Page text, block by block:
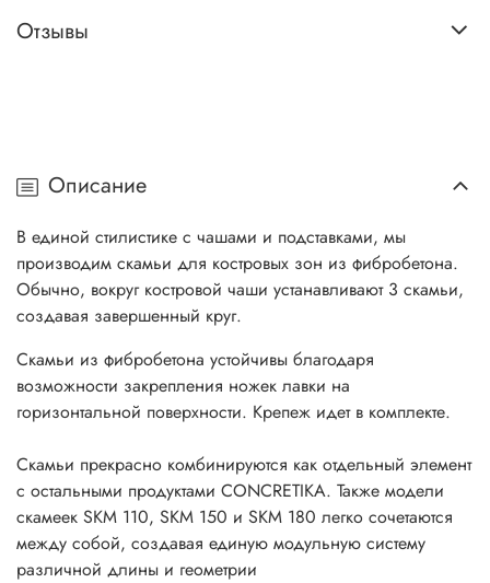
Отзывы
Описание
В единой стилистике с чашами и подставками, мы
производим скамьи для костровых зон из фибробетона.
Обычно, вокруг костровой чаши устанавливают 3 скамьи,
создавая завершенный круг.
Скамьи из фибробетона устойчивы благодаря
возможности закрепления ножек лавки на
горизонтальной поверхности. Крепеж идет в комплекте.
Скамьи прекрасно комбинируются как отдельный элемент
с остальными продуктами CONCRETIKA. Также модели
скамеек SKM 110, SKM 150 и SKM 180 легко сочетаются
между собой, создавая единую модульную систему
различной длины и геометрии